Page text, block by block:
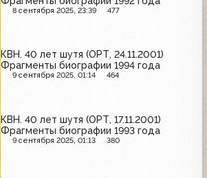
8 сентября 2025, 23:39 477
КВН. 40 лет шутя (ОРТ, 24.11.2001)
Фрагменты биографии 1994 года
9 сентября 2025, 01:14 464
КВН. 40 лет шутя (ОРТ, 17.11.2001)
Фрагменты биографии 1993 года
9 сентября 2025, 01:13 380